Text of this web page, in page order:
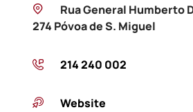
Rua General Humberto
274 Póvoa de S. Miguel
214 240 002
Website